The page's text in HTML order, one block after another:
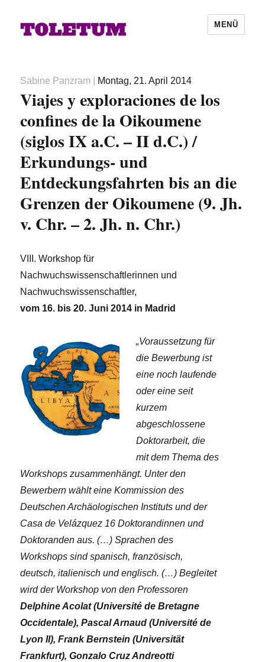
MENÜ
Autor
Sabine Panzram
Veröffentlicht
am
Montag, 21. April 2014
Viajes y exploraciones de los
confines de la Oikoumene
(siglos IX a.C. – II d.C.) /
Erkundungs- und
Entdeckungsfahrten bis an die
Grenzen der Oikoumene (9. Jh.
v. Chr. – 2. Jh. n. Chr.)
VIII. Workshop für
Nachwuchswissenschaftlerinnen und
Nachwuchswissenschaftler,
vom 16. bis 20. Juni 2014 in Madrid
„Voraussetzung für
die Bewerbung ist
eine noch laufende
oder eine seit
kurzem
abgeschlossene
Doktorarbeit, die
mit dem Thema des
Workshops zusammenhängt. Unter den
Bewerbern wählt eine Kommission des
Deutschen Archäologischen Instituts und der
Casa de Velázquez 16 Doktorandinnen und
Doktoranden aus. (…) Sprachen des
Workshops sind spanisch, französisch,
deutsch, italienisch und englisch. (…) Begleitet
wird der Workshop von den Professoren
Delphine Acolat (Université de Bretagne
Occidentale), Pascal Arnaud (Université de
Lyon II), Frank Bernstein (Universität
Frankfurt), Gonzalo Cruz Andreotti